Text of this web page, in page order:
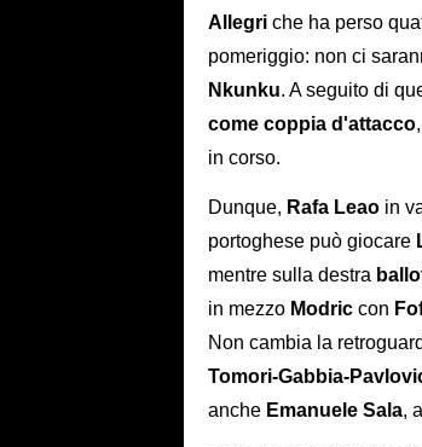
Allegri che ha perso
pomeriggio: non ci
Nkunku. A seguito di
come coppia d'attacco
in corso.
Dunque, Rafa Leao in
portoghese può giocare
mentre sulla destra
in mezzo Modric con
Non cambia la
Tomori-Gabbia-
anche Emanuele Sala,